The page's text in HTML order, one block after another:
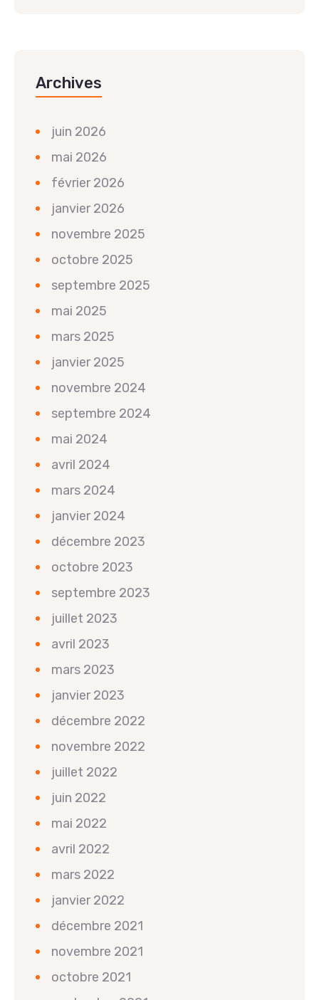
Archives
juin 2026
mai 2026
février 2026
janvier 2026
novembre 2025
octobre 2025
septembre 2025
mai 2025
mars 2025
janvier 2025
novembre 2024
septembre 2024
mai 2024
avril 2024
mars 2024
janvier 2024
décembre 2023
octobre 2023
septembre 2023
juillet 2023
avril 2023
mars 2023
janvier 2023
décembre 2022
novembre 2022
juillet 2022
juin 2022
mai 2022
avril 2022
mars 2022
janvier 2022
décembre 2021
novembre 2021
octobre 2021